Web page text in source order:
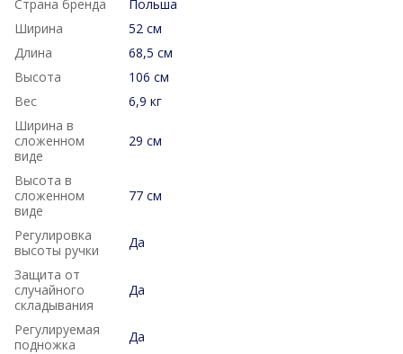
Страна бренда
Польша
Ширина
52 см
Длина
68,5 см
Высота
106 см
Вес
6,9 кг
Ширина в
сложенном
виде
29 см
Высота в
сложенном
виде
77 см
Регулировка
высоты ручки
Да
Защита от
случайного
складывания
Да
Регулируемая
подножка
Да